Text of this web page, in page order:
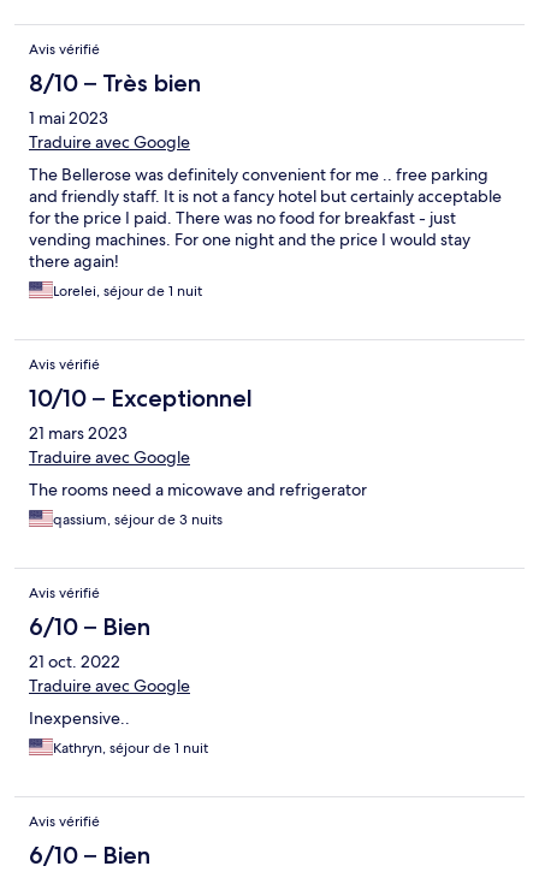
Avis vérifié
8/10 – Très bien
1 mai 2023
Traduire avec Google
The Bellerose was definitely convenient for me .. free parking
and friendly staff. It is not a fancy hotel but certainly acceptable
for the price I paid. There was no food for breakfast - just
vending machines. For one night and the price I would stay
there again!
Lorelei, séjour de 1 nuit
Avis vérifié
10/10 – Exceptionnel
21 mars 2023
Traduire avec Google
The rooms need a micowave and refrigerator
qassium, séjour de 3 nuits
Avis vérifié
6/10 – Bien
21 oct. 2022
Traduire avec Google
Inexpensive..
Kathryn, séjour de 1 nuit
Avis vérifié
6/10 – Bien